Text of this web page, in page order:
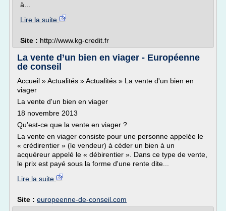
à...
Lire la suite
Site : http://www.kg-credit.fr
La vente d’un bien en viager - Européenne
de conseil
Accueil » Actualités » Actualités » La vente d'un bien en
viager
La vente d'un bien en viager
18 novembre 2013
Qu'est-ce que la vente en viager ?
La vente en viager consiste pour une personne appelée le
« crédirentier » (le vendeur) à céder un bien à un
acquéreur appelé le « débirentier ». Dans ce type de vente,
le prix est payé sous la forme d'une rente dite...
Lire la suite
Site : europeenne-de-conseil.com